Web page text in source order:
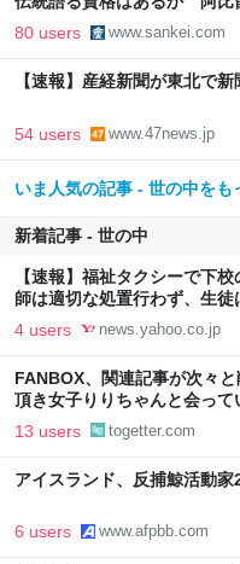
80 users www.sankei.com
【速報】産経新聞が東北で
54 users www.47news.jp
いま人気の記事 - 世の中をも
新着記事 - 世の中
【速報】福祉タクシーで下
師は適切な処置行わず、生
Yahoo!ニュース
4 users news.yahoo.co.jp
FANBOX、関連記事が次々
頂き女子りりちゃんと会っ
ねない」
13 users togetter.com
アイスランド、反捕鯨活動
6 users www.afpbb.com